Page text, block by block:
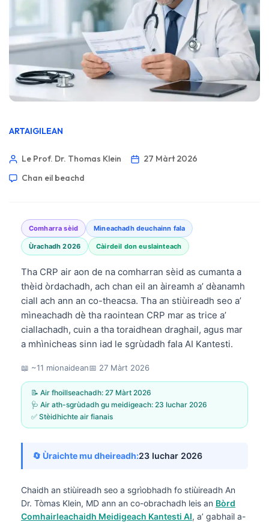
ARTAIGILEAN
Le Prof. Dr. Thomas Klein
27 Màrt 2026
Chan eil beachd
Comharra sèid Mìneachadh deuchainn fala
Ùrachadh 2026 Càirdeil don euslainteach
Tha CRP air aon de na comharran sèid as cumanta a
thèid òrdachadh, ach chan eil an àireamh a’ dèanamh
ciall ach ann an co-theacsa. Tha an stiùireadh seo a’
mìneachadh dè tha raointean CRP mar as trice a’
ciallachadh, cuin a tha toraidhean draghail, agus mar
a mhìnicheas sinn iad le sgrùdadh fala AI Kantesti.
📖 ~11 mionaidean📅 27 Màrt 2026
📝 Air fhoillseachadh: 27 Màrt 2026
🩺 Air ath-sgrùdadh gu meidigeach: 23 Iuchar 2026
✅ Stèidhichte air fianais
🔄 Ùraichte mu dheireadh:23 Iuchar 2026
Chaidh an stiùireadh seo a sgrìobhadh fo stiùireadh An
Dr. Tòmas Klein, MD ann an co-obrachadh leis an Bòrd
Comhairleachaidh Meidigeach Kantesti AI, a’ gabhail a-